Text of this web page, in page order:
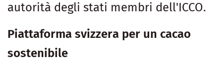
autorità degli stati membri dell'ICCO.
Piattaforma svizzera per un cacao
sostenibile